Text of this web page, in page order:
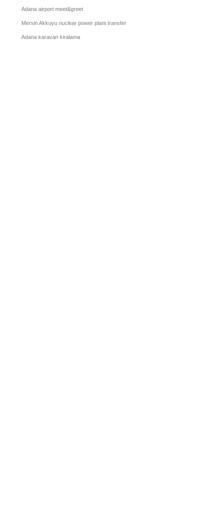
Adana airport meet&greet
Mersin Akkuyu nuclear power plant transfer
Adana karavan kiralama